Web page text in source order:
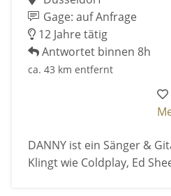
Gage: auf Anfrage
12 Jahre tätig
Antwortet binnen 8h
ca. 43 km entfernt
DANNY ist ein Sänger &
Klingt wie Coldplay, Ed